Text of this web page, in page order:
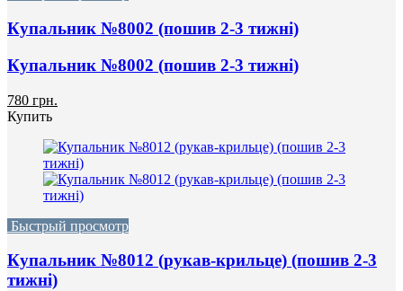
Купальник №8002 (пошив 2-3 тижні)
Купальник №8002 (пошив 2-3 тижні)
780 грн.
Купить
Быстрый просмотр
Купальник №8012 (рукав-крильце) (пошив 2-3
тижні)